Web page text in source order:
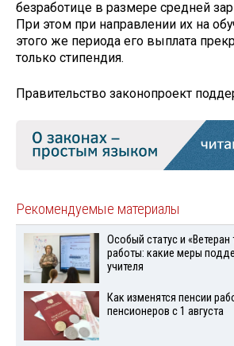
безработице в размере средней
При этом при направлении их на
этого же периода его выплата
только стипендия.
Правительство законопроект
Рекомендуемые материалы
Особый статус и «Ветеран
работы: какие меры
учителя
Как изменятся пенсии
пенсионеров с 1 августа